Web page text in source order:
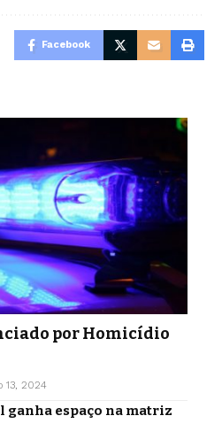
Facebook
por Homicídio
13, 2024
ganha espaço na matriz